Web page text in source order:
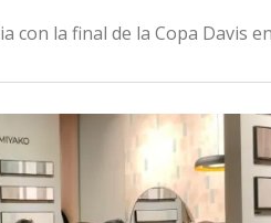
con la final de la Copa Davis